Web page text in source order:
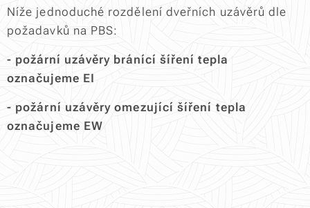
Níže jednoduché rozdělení dveřních uzávěrů dle
požadavků na PBS:
- požární uzávěry bránící šíření tepla
označujeme EI
- požární uzávěry omezující šíření tepla
označujeme EW